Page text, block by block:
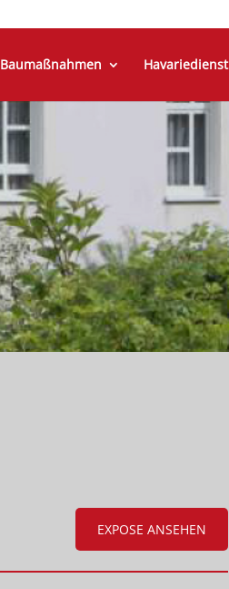
Baumaßnahmen Havariedienst
EXPOSE ANSEHEN